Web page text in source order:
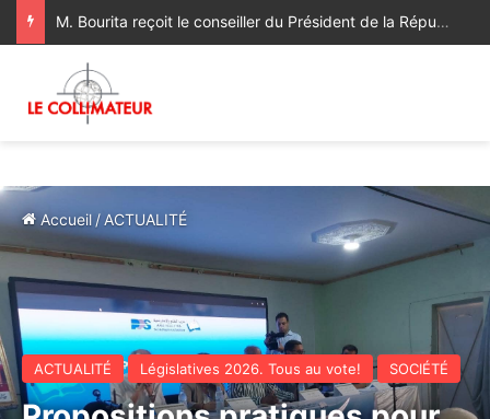
Sa Majesté le Roi reçoit le Wali de Bank Al-Maghrib
Accueil / ACTUALITÉ
ACTUALITÉ Législatives 2026. Tous au vote! SOCIÉTÉ